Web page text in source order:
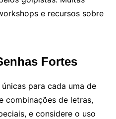
e recursos sobre
Fortes
para cada uma de
combinações de letras,
e considere o uso